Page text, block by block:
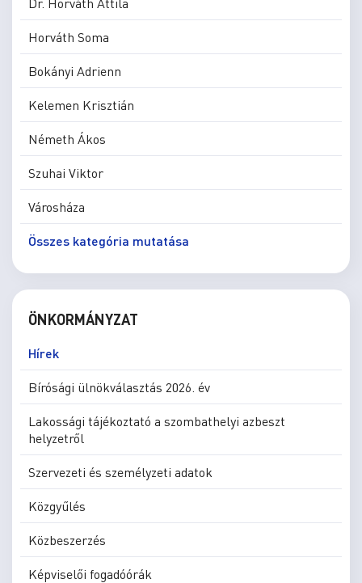
Horváth Soma
Bokányi Adrienn
Kelemen Krisztián
Németh Ákos
Szuhai Viktor
Városháza
Összes kategória mutatása
ÖNKORMÁNYZAT
Hírek
Bírósági ülnökválasztás 2026. év
Lakossági tájékoztató a szombathelyi azbeszt
helyzetről
Szervezeti és személyzeti adatok
Közgyűlés
Közbeszerzés
Képviselői fogadóórák